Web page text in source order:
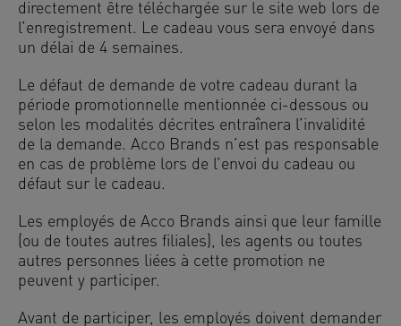
directement être téléchargée sur le site web lors de
l’enregistrement. Le cadeau vous sera envoyé dans
un délai de 4 semaines.
Le défaut de demande de votre cadeau durant la
période promotionnelle mentionnée ci-dessous ou
selon les modalités décrites entraînera l’invalidité
de la demande. Acco Brands n’est pas responsable
en cas de problème lors de l’envoi du cadeau ou
défaut sur le cadeau.
Les employés de Acco Brands ainsi que leur famille
(ou de toutes autres filiales), les agents ou toutes
autres personnes liées à cette promotion ne
peuvent y participer.
Avant de participer, les employés doivent demander